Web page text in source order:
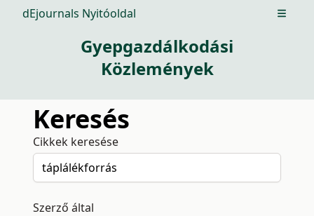
dEjournals Nyitóoldal Open
Gyepgazdálkodási
Közlemények
Keresés
Cikkek keresése
Szerző által